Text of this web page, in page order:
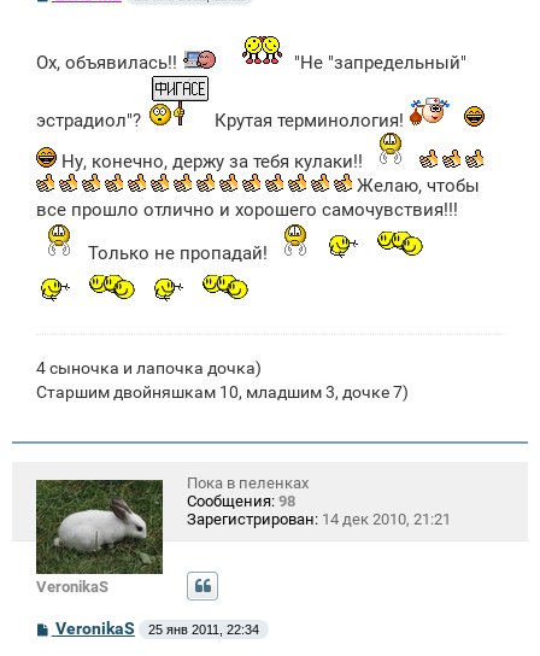
щ
е
е
Ох, объявилась!! "Не "запредельный"
эстрадиол"?
Крутая терминология!
Ну, конечно, держу за тебя кулаки!!
Желаю, чтобы
все прошло отлично и хорошего самочувствия!!!
Только не пропадай!
4 сыночка и лапочка дочка)
Старшим двойняшкам 10, младшим 3, дочке 7)
VeronikaS
Пока в пеленках
Сообщения: 98
Зарегистрирован: 14 дек 2010, 21:21
СVeronikaS 25 янв 2011, 22:34